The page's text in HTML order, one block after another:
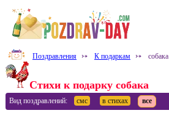
Поздравления ⤐ К подаркам ⤐ собака
Стихи к подарку собака
Вид поздравлений: смс в стихах все